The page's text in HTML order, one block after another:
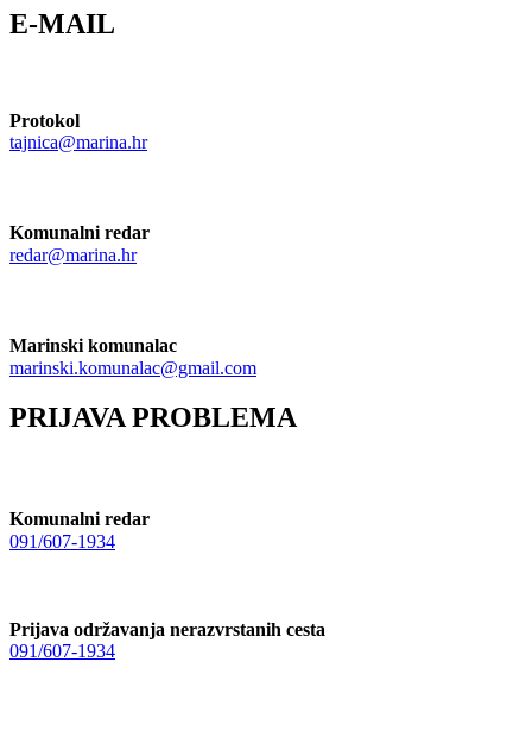
E-MAIL
Protokol
tajnica@marina.hr
Komunalni redar
redar@marina.hr
Marinski komunalac
marinski.komunalac@gmail.com
PRIJAVA PROBLEMA
Komunalni redar
091/607-1934
Prijava održavanja nerazvrstanih cesta
091/607-1934